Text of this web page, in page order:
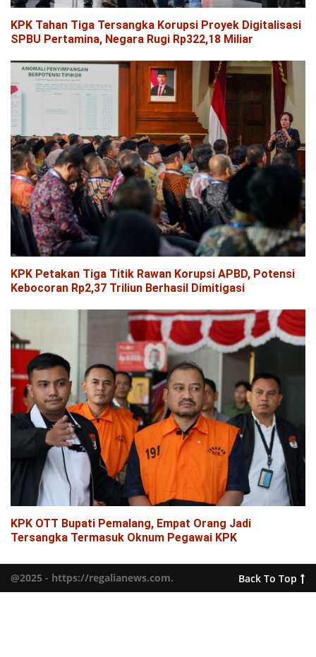
KPK Tahan Tiga Tersangka Korupsi Proyek Digitalisasi
SPBU Pertamina, Negara Rugi Rp322,18 Miliar
KPK Petakan Tiga Titik Rawan Korupsi APBD, Potensi
Kebocoran Rp2,37 Triliun Berhasil Dimitigasi
KPK OTT Bupati Pemalang, Empat Orang Jadi
Tersangka Termasuk Oknum Pegawai KPK
@2025 - https://regalianews.com. Back To Top